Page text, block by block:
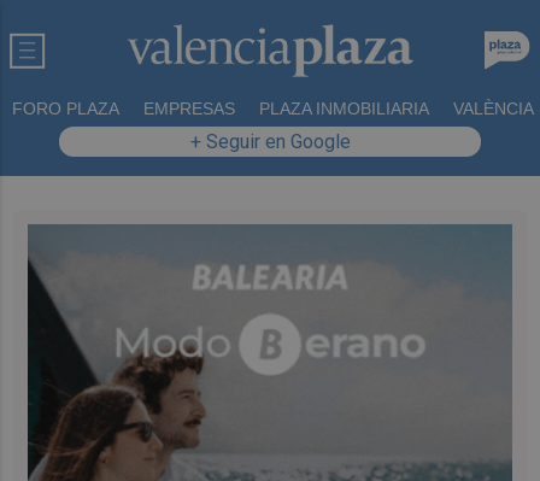
FORO PLAZA EMPRESAS PLAZA INMOBILIARIA VALÈNCIA
+ Seguir en Google